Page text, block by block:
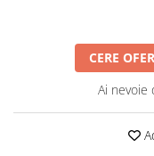
CERE
Ai nevoie